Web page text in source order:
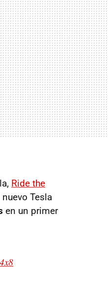
Ride the
Tesla
en un primer